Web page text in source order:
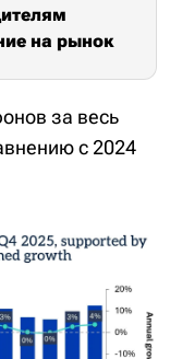
на рынок
за весь
с 2024